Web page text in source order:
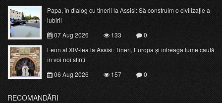
Papa, în dialog cu tinerii la Assisi: Să construim o civilizație a
iubirii
07 Aug 2026
133
0
Leon al XIV-lea la Assisi: Tineri, Europa și întreaga lume caută
în voi noi sfinți
06 Aug 2026
157 0
RECOMANDĂRI